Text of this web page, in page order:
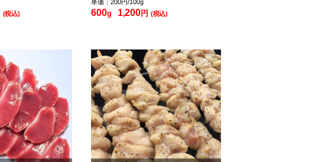
(税込)
単価：200円/100g
600g 1,200円 (税込)